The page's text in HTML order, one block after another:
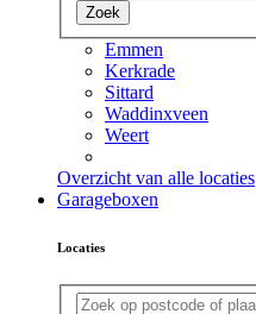
Zoek
Emmen
Kerkrade
Sittard
Waddinxveen
Weert
Overzicht van alle locaties
Garageboxen
Locaties